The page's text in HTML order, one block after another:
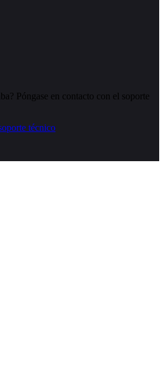
Póngase en contacto con el soporte
técnico